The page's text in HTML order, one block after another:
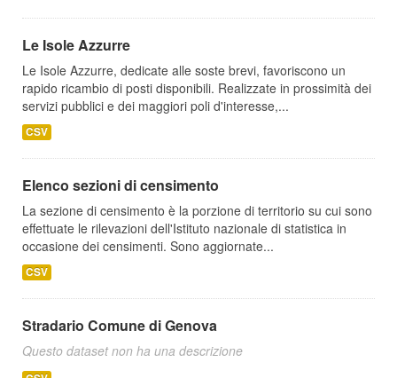
Le Isole Azzurre
Le Isole Azzurre, dedicate alle soste brevi, favoriscono un
rapido ricambio di posti disponibili. Realizzate in prossimità dei
servizi pubblici e dei maggiori poli d'interesse,...
CSV
Elenco sezioni di censimento
La sezione di censimento è la porzione di territorio su cui sono
effettuate le rilevazioni dell'Istituto nazionale di statistica in
occasione dei censimenti. Sono aggiornate...
CSV
Stradario Comune di Genova
Questo dataset non ha una descrizione